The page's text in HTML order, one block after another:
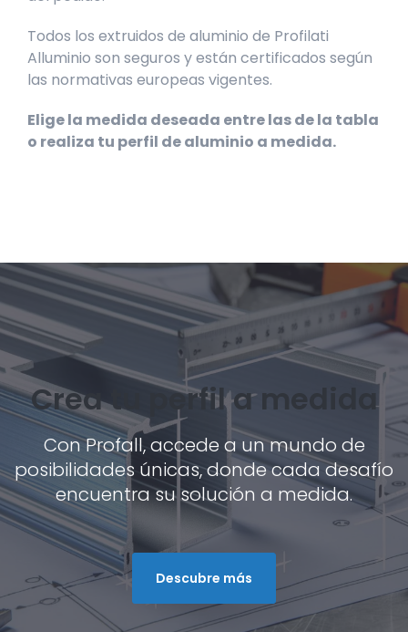
Todos los extruidos de aluminio de Profilati
Alluminio son seguros y están certificados según
las normativas europeas vigentes.
Elige la medida deseada entre las de la tabla
o realiza tu perfil de aluminio a medida.
Crea tu perfil a medida
Con Profall, accede a un mundo de
posibilidades únicas, donde cada desafío
encuentra su solución a medida.
Descubre más